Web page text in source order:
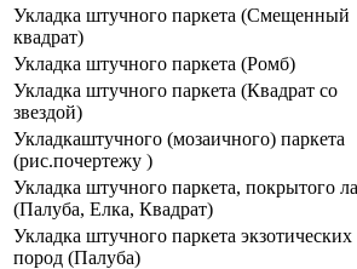
Укладка штучного паркета (Смещенный
квадрат)
Укладка штучного паркета (Ромб)
Укладка штучного паркета (Квадрат со
звездой)
Укладкаштучного (мозаичного) паркета
(рис.почертежу )
Укладка штучного паркета, покрытого
(Палуба, Елка, Квадрат)
Укладка штучного паркета экзотических
пород (Палуба)